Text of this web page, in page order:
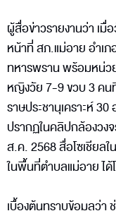
ผู้สื่อข่าวรายงานว่า เมื่
หน้าที่ สภ.แม่อาย อำเ
ทหารพราน พร้อมหน่ว
หญิงวัย 7-9 ขวบ 3 คน
ราษประชานุเคราะห์
ปรากฏในคลิปกล้องวง
ส.ค. 2568 สื่อโซเชียล
ในพื้นที่ตำบลแม่อาย ไ
เบื้องต้นทราบข้อมูลว่า